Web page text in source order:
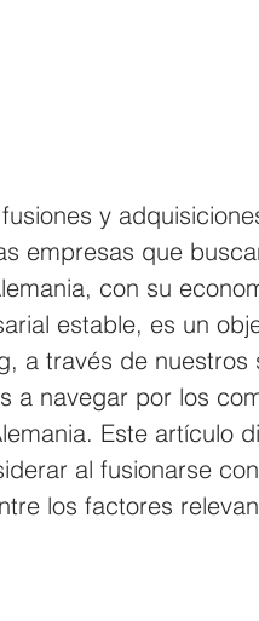
y
empresas que
con su
estable, es un
a través de nuestros
a navegar por los
Este artículo
al fusionarse
los factores